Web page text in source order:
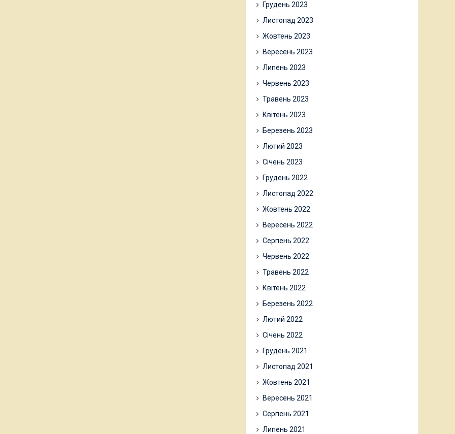
Грудень 2023
Листопад 2023
Жовтень 2023
Вересень 2023
Липень 2023
Червень 2023
Травень 2023
Квітень 2023
Березень 2023
Лютий 2023
Січень 2023
Грудень 2022
Листопад 2022
Жовтень 2022
Вересень 2022
Серпень 2022
Червень 2022
Травень 2022
Квітень 2022
Березень 2022
Лютий 2022
Січень 2022
Грудень 2021
Листопад 2021
Жовтень 2021
Вересень 2021
Серпень 2021
Липень 2021